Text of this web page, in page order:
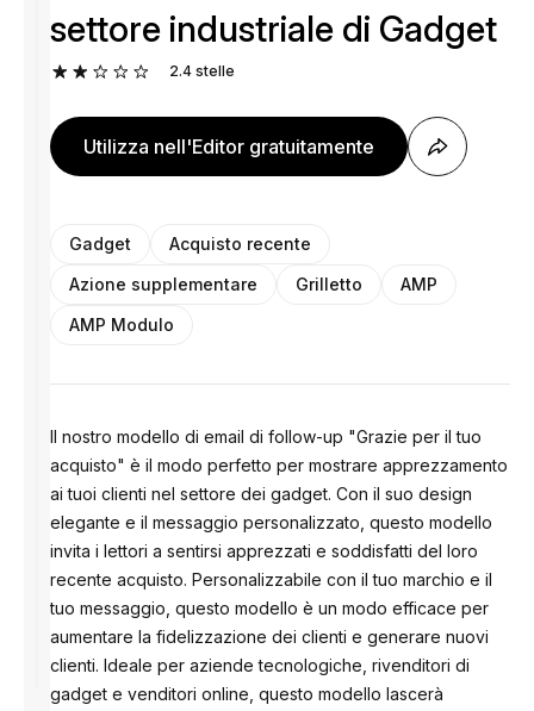
settore industriale di Gadget
2.4 stelle
Utilizza nell'Editor gratuitamente
Gadget
Acquisto recente
Azione supplementare
Grilletto
AMP
AMP Modulo
Il nostro modello di email di follow-up "Grazie per il tuo
acquisto" è il modo perfetto per mostrare apprezzamento
ai tuoi clienti nel settore dei gadget. Con il suo design
elegante e il messaggio personalizzato, questo modello
invita i lettori a sentirsi apprezzati e soddisfatti del loro
recente acquisto. Personalizzabile con il tuo marchio e il
tuo messaggio, questo modello è un modo efficace per
aumentare la fidelizzazione dei clienti e generare nuovi
clienti. Ideale per aziende tecnologiche, rivenditori di
gadget e venditori online, questo modello lascerà